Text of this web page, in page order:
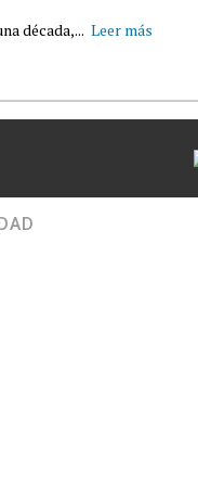
década,... Leer más